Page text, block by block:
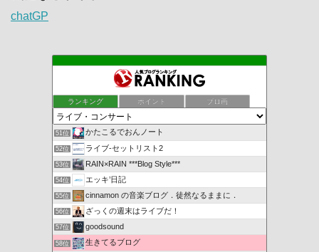
chatGP
ランキング ポイント ブロ画
51位 かたこるでおんノート
52位 ライブ-セットリスト2
53位 RAIN×RAIN ***Blog Style***
54位 エッキ’日記
55位 cinnamon の音楽ブログ．徒然なるままに．
56位 ざっくの週末はライブだ！
57位 goodsound
58位 生きてるブログ